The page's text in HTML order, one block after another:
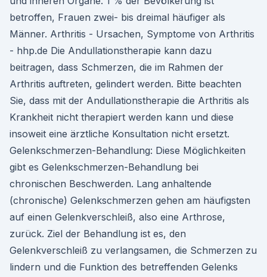
betroffen, Frauen zwei- bis dreimal häufiger als
Männer. Arthritis - Ursachen, Symptome von Arthritis
- hhp.de Die Andullationstherapie kann dazu
beitragen, dass Schmerzen, die im Rahmen der
Arthritis auftreten, gelindert werden. Bitte beachten
Sie, dass mit der Andullationstherapie die Arthritis als
Krankheit nicht therapiert werden kann und diese
insoweit eine ärztliche Konsultation nicht ersetzt.
Gelenkschmerzen-Behandlung: Diese Möglichkeiten
gibt es Gelenkschmerzen-Behandlung bei
chronischen Beschwerden. Lang anhaltende
(chronische) Gelenkschmerzen gehen am häufigsten
auf einen Gelenkverschleiß, also eine Arthrose,
zurück. Ziel der Behandlung ist es, den
Gelenkverschleiß zu verlangsamen, die Schmerzen zu
lindern und die Funktion des betreffenden Gelenks